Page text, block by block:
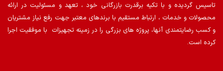
تاسیس گردیده و با تکیه برقدرت بازرگانی خود ، تعهد و مسئولیت در ارائه
محصولات و خدمات ، ارتباط مستقیم با برندهای معتبر جهت رفع نیاز مشتریان
و کسب رضایتمندی آنها، پروژه های بزرگی را در زمینه تجهیزات با موفقیت اجرا
کرده است.